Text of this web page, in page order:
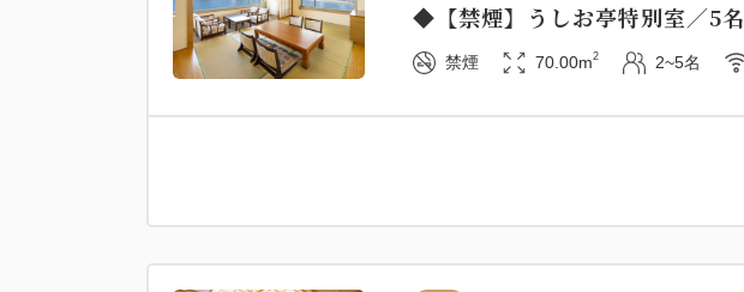
◆【禁煙】うしお亭特別室／5
禁煙 70.00m2 2~5名